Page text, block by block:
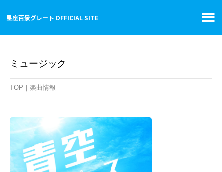
content
星座百景グレート OFFICIAL SITE
ミュージック
TOP ｜楽曲情報